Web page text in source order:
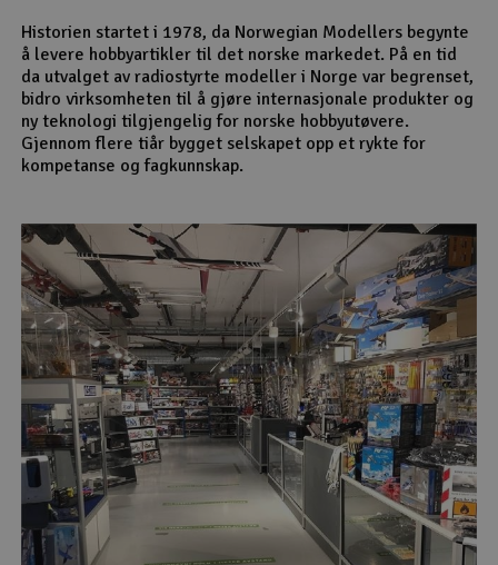
Historien startet i 1978, da Norwegian Modellers begynte
å levere hobbyartikler til det norske markedet. På en tid
da utvalget av radiostyrte modeller i Norge var begrenset,
bidro virksomheten til å gjøre internasjonale produkter og
ny teknologi tilgjengelig for norske hobbyutøvere.
Gjennom flere tiår bygget selskapet opp et rykte for
kompetanse og fagkunnskap.